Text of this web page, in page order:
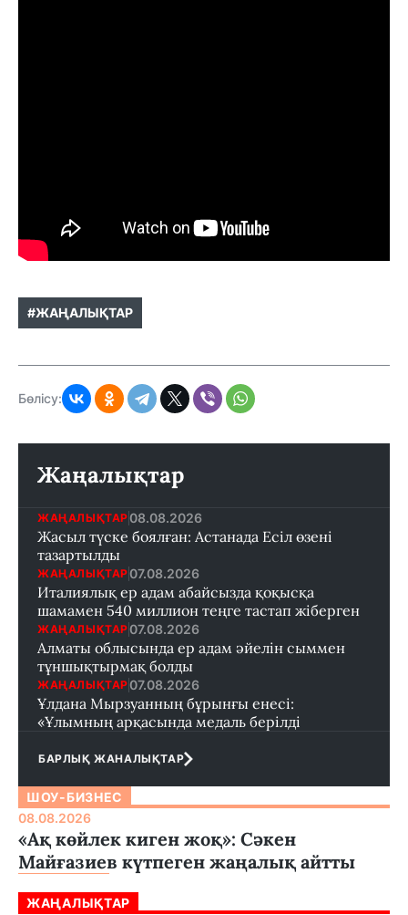
#ЖАҢАЛЫҚТАР
Бөлісу:
Жаңалықтар
ЖАҢАЛЫҚТАР 08.08.2026
Жасыл түске боялған: Астанада Есіл өзені
тазартылды
ЖАҢАЛЫҚТАР 07.08.2026
Италиялық ер адам абайсызда қоқысқа
шамамен 540 миллион теңге тастап жіберген
ЖАҢАЛЫҚТАР 07.08.2026
Алматы облысында ер адам әйелін сыммен
тұншықтырмақ болды
ЖАҢАЛЫҚТАР 07.08.2026
Ұлдана Мырзуанның бұрынғы енесі:
«Ұлымның арқасында медаль берілді
БАРЛЫҚ ЖАНАЛЫҚТАР
ШОУ-БИЗНЕС
08.08.2026
«Ақ көйлек киген жоқ»: Сәкен
Майғазиев күтпеген жаңалық айтты
ЖАҢАЛЫҚТАР